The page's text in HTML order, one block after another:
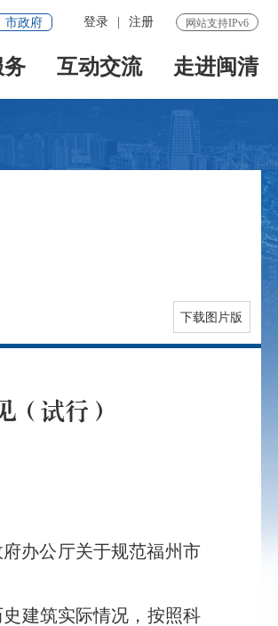
网站支持IPv6
登录 注册
市政府
务 互动交流 走进闽清
下载图片版
（试行）
办公厅关于规范福州市
建筑实际情况，按照科